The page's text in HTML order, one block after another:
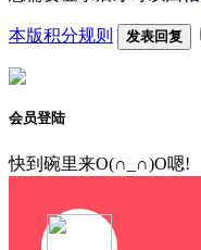
本版积分规则 发表回复
会员登陆
快到碗里来O(∩_∩)O嗯!